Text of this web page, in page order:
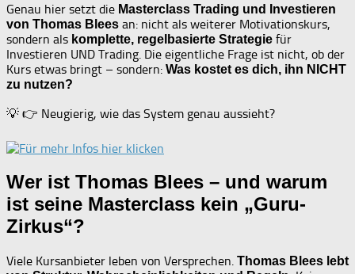
Genau hier setzt die Masterclass Trading und Investieren
von Thomas Blees an: nicht als weiterer Motivationskurs,
sondern als komplette, regelbasierte Strategie für
Investieren UND Trading. Die eigentliche Frage ist nicht, ob der
Kurs etwas bringt – sondern: Was kostet es dich, ihn NICHT
zu nutzen?
💡 👉 Neugierig, wie das System genau aussieht?
Wer ist Thomas Blees – und warum
ist seine Masterclass kein „Guru-
Zirkus“?
Viele Kursanbieter leben von Versprechen. Thomas Blees lebt